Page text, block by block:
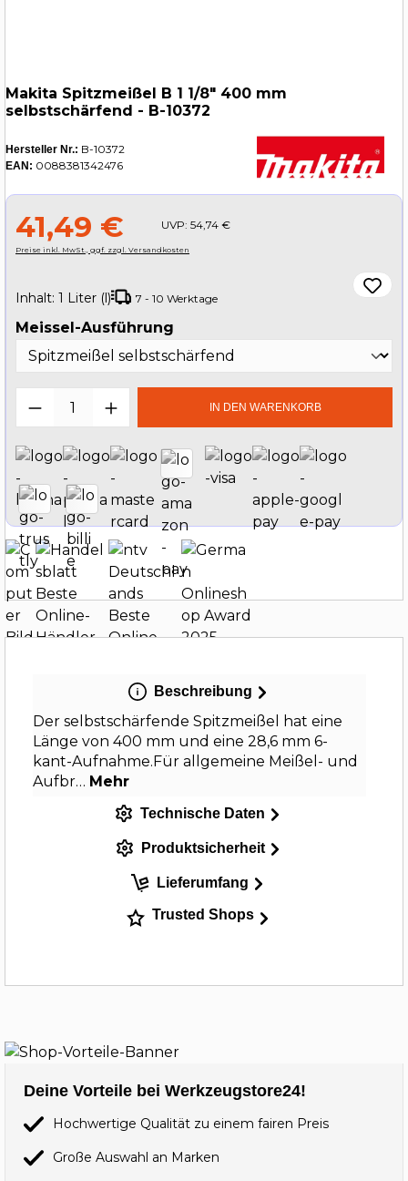
Makita Spitzmeißel B 1 1/8" 400 mm
selbstschärfend - B-10372
Hersteller Nr.: B-10372
EAN: 0088381342476
41,49 € UVP: 54,74 €
Preise inkl. MwSt., ggf. zzgl. Versandkosten
Inhalt: 1 Liter (l) 7 - 10 Werktage
Meissel-Ausführung
Produkt Anzahl: Gib denIN DEN WARENKORB
Beschreibung
Der selbstschärfende Spitzmeißel hat eine
Länge von 400 mm und eine 28,6 mm 6-
kant-Aufnahme.Für allgemeine Meißel- und
Aufbr… Mehr
Technische Daten
Produktsicherheit
Lieferumfang
Trusted Shops
Deine Vorteile bei Werkzeugstore24!
Hochwertige Qualität zu einem fairen Preis
Große Auswahl an Marken